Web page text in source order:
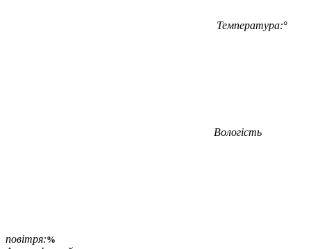
Температура:°
Вологість
повітря:%